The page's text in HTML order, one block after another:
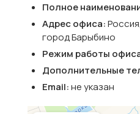
Полное
Адрес офиса:
город Барыбино
Режим работы
Дополнительные
Email:не указан